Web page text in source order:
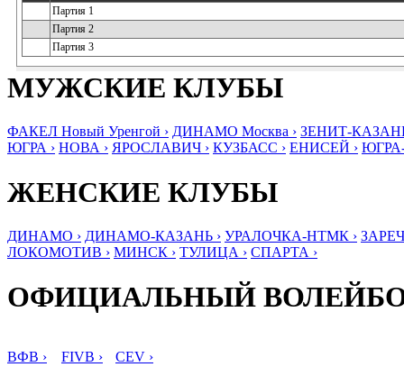
Партия 1
Партия 2
Партия 3
МУЖСКИЕ КЛУБЫ
ФАКЕЛ Новый Уренгой › ДИНАМО Москва › ЗЕНИТ-
ЮГРА › НОВА › ЯРОСЛАВИЧ › КУЗБАСС › ЕНИСЕЙ ›
ЖЕНСКИЕ КЛУБЫ
ДИНАМО › ДИНАМО-КАЗАНЬ › УРАЛОЧКА-НТМК ›
ЛОКОМОТИВ › МИНСК › ТУЛИЦА › СПАРТА ›
ОФИЦИАЛЬНЫЙ
ВФВ › FIVB › CEV ›